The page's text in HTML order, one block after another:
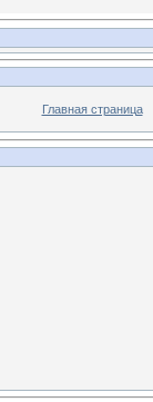
Главная страница